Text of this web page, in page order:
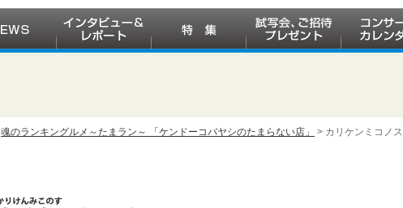
魂のランキングルメ～たまラン～ 「ケンドーコバヤシのたまらない店」 > カリケンミコノス